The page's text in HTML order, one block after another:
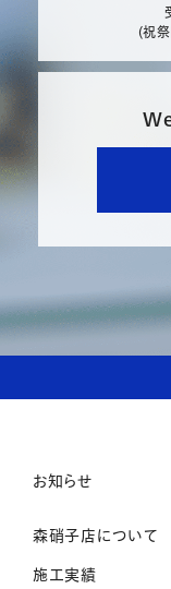
(祝
お知らせ
森硝子店について
施工実績